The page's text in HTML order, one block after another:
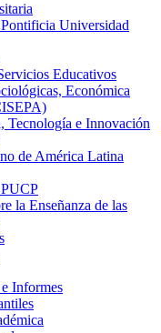
Universidad
Educativos
Económica
Tecnología e Innovación
de América Latina
la Enseñanza de las
Informes